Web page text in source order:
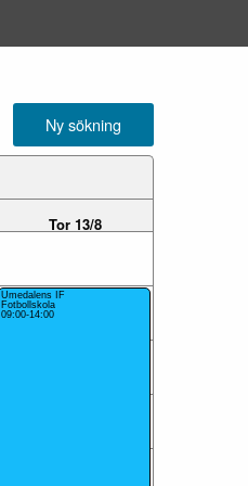
Ny sökning
Tor 13/8
Umedalens IF
Fotbollskola
09:00-14:00